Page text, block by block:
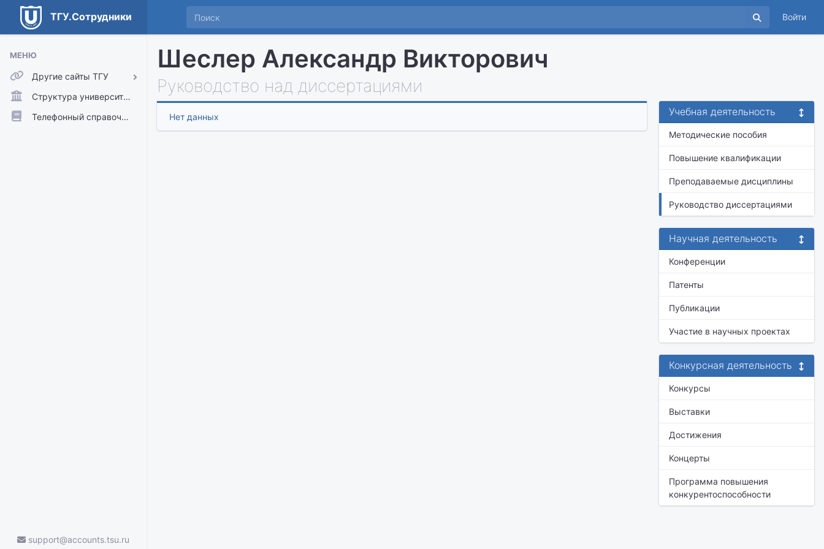
ТГУ.Сотрудники Войти
МЕНЮ
Другие сайты ТГУ
ТГУ.Аккаунты
ТГУ.Расписание
Структура университета
Телефонный справочник
support@accounts.tsu.ru
Шеслер Александр Викторович
Руководство над диссертациями
Нет данных Учебная деятельность
Методические пособия
Повышение квалификации
Преподаваемые дисциплины
Руководство диссертациями
Научная деятельность
Конференции
Патенты
Публикации
Участие в научных проектах
Конкурсная деятельность
Конкурсы
Выставки
Достижения
Концерты
Программа повышения
конкурентоспособности